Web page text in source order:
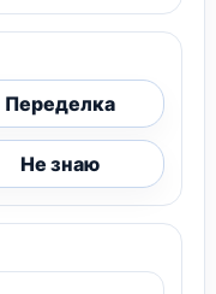
Переделка
Не знаю